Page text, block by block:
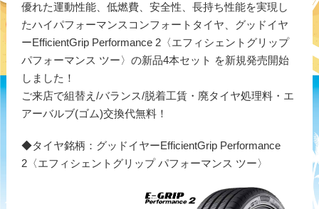
優れた運動性能、低燃費、安全性、長持ち性能を実現し
たハイパフォーマンスコンフォートタイヤ、グッドイヤ
ーEfficientGrip Performance 2〈エフィシェントグリップ
パフォーマンス ツー〉の新品4本セット を新規発売開始
しました！
ご来店で組替え/バランス/脱着工賃・廃タイヤ処理料・エ
アーバルブ(ゴム)交換代無料！
◆タイヤ銘柄：グッドイヤーEfficientGrip Performance
2〈エフィシェントグリップ パフォーマンス ツー〉